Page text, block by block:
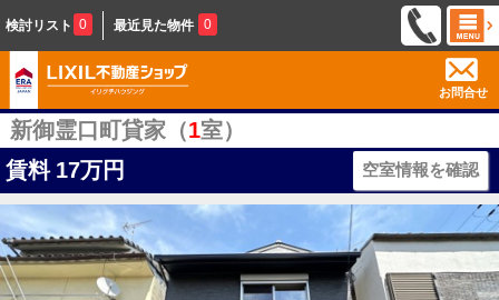
検討リスト 0 最近見た物件 0
お問合せ
新御霊口町貸家（1室）
賃料 17万円 空室情報を確認